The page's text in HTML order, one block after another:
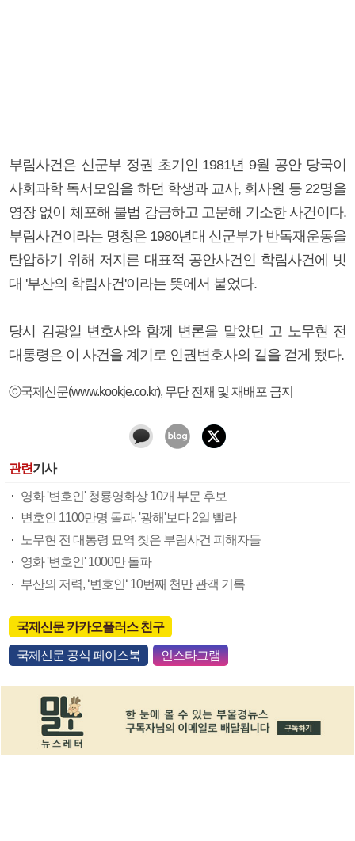
부림사건은 신군부 정권 초기인 1981년 9월 공안 당국이
사회과학 독서모임을 하던 학생과 교사, 회사원 등 22명을
영장 없이 체포해 불법 감금하고 고문해 기소한 사건이다.
부림사건이라는 명칭은 1980년대 신군부가 반독재운동을
탄압하기 위해 저지른 대표적 공안사건인 학림사건에 빗
대 '부산의 학림사건'이라는 뜻에서 붙었다.
당시 김광일 변호사와 함께 변론을 맡았던 고 노무현 전
대통령은 이 사건을 계기로 인권변호사의 길을 걷게 됐다.
ⓒ국제신문(www.kookje.co.kr), 무단 전재 및 재배포 금지
관련기사
영화 '변호인' 청룡영화상 10개 부문 후보
변호인 1100만명 돌파, '광해'보다 2일 빨라
노무현 전 대통령 묘역 찾은 부림사건 피해자들
영화 '변호인' 1000만 돌파
부산의 저력, ‘변호인‘ 10번째 천만 관객 기록
국제신문 카카오플러스 친구
국제신문 공식 페이스북 인스타그램